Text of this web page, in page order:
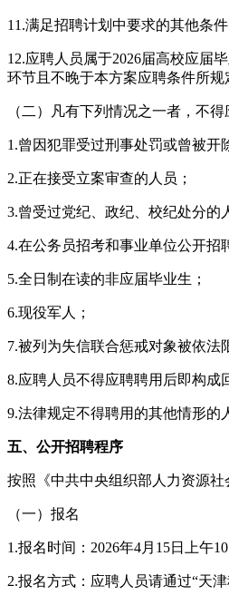
11.满足招聘计划中要求的其他条
12.应聘人员属于2026届高校应届
环节且不晚于本方案应聘条件所
（二）凡有下列情况之一者，不得
1.曾因犯罪受过刑事处罚或曾被开
2.正在接受立案审查的人员；
3.曾受过党纪、政纪、校纪处分的
4.在公务员招考和事业单位公开招
5.全日制在读的非应届毕业生；
6.现役军人；
7.被列为失信联合惩戒对象被依法
8.应聘人员不得应聘聘用后即构成
9.法律规定不得聘用的其他情形的
五、公开招聘程序
按照《中共中央组织部人力资源
（一）报名
1.报名时间：2026年4月15日上午
2.报名方式：应聘人员请通过“天